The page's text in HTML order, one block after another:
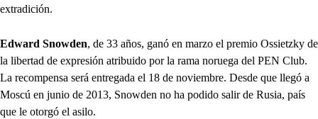
extradición.
Edward Snowden, de 33 años, ganó en marzo el premio Ossietzky de
la libertad de expresión atribuido por la rama noruega del PEN Club.
La recompensa será entregada el 18 de noviembre. Desde que llegó a
Moscú en junio de 2013, Snowden no ha podido salir de Rusia, país
que le otorgó el asilo.